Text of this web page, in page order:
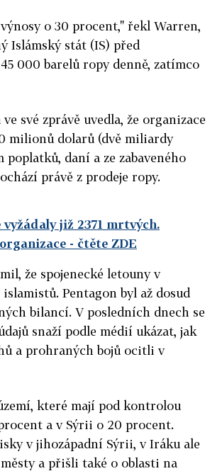
o 30 procent," řekl Warren,
Islámský stát (IS) před
000 barelů ropy denně, zatímco
své zprávě uvedla, že organizace
milionů dolarů (dvě miliardy
daní a ze zabaveného
právě z prodeje ropy.
již 2371 mrtvých.
- čtěte ZDE
že spojenecké letouny v
Pentagon byl až dosud
bilancí. V posledních dnech se
snaží podle médií ukázat, jak
a prohraných bojů ocitli v
které mají pod kontrolou
a v Sýrii o 20 procent.
v jihozápadní Sýrii, v Iráku ale
a přišli také o oblasti na